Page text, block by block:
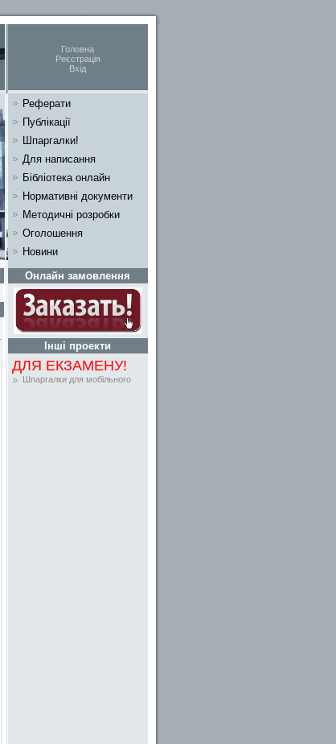
Головна
Реєстрація
Вхід
Реферати
Публікації
Шпаргалки!
Для написання
Бібліотека онлайн
Нормативні документи
Методичні розробки
Оголошення
Новини
Онлайн замовлення
Інші проекти
ДЛЯ ЕКЗАМЕНУ!
Шпаргалки для мобільного